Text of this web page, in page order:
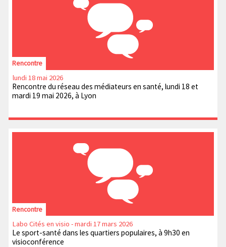
Rencontre
lundi 18 mai 2026
Rencontre du réseau des médiateurs en santé, lundi 18 et
mardi 19 mai 2026, à Lyon
Rencontre
Labo Cités en visio - mardi 17 mars 2026
Le sport-santé dans les quartiers populaires, à 9h30 en
visioconférence